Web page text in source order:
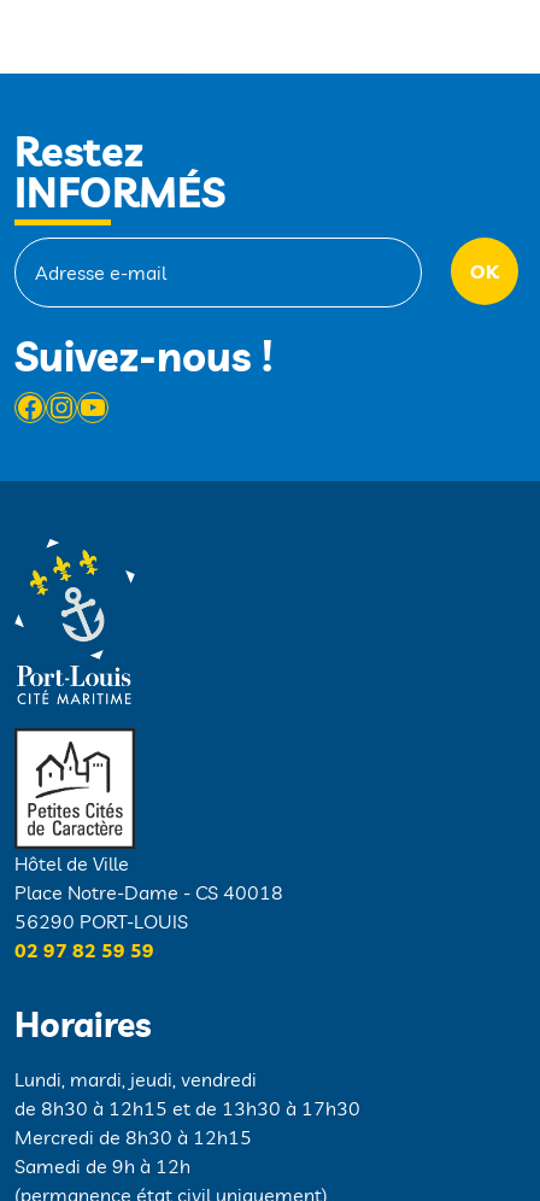
Restez
INFORMÉS
Suivez-nous !
Facebook
Instagram
YouTube
Hôtel de Ville
Place Notre-Dame - CS 40018
56290 PORT-LOUIS
02 97 82 59 59
Horaires
Lundi, mardi, jeudi, vendredi
de 8h30 à 12h15 et de 13h30 à 17h30
Mercredi de 8h30 à 12h15
Samedi de 9h à 12h
(permanence état civil uniquement)